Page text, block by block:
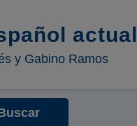
actual
y Gabino Ramos